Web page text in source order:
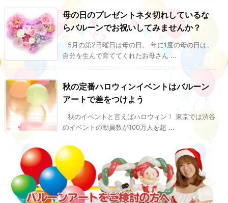
母の日のプレゼントネタ切れしているな
らバルーンでお祝いしてみませんか？
5月の第2日曜日は母の日。 年に1度の母の日は、
自分を生んで育ててくれたお母さん ...
秋の定番ハロウィンイベントはバルーン
アートで差をつけよう
秋のイベントと言えばハロウィン！ 東京では渋谷
のイベントの動員数が100万人を超 ...